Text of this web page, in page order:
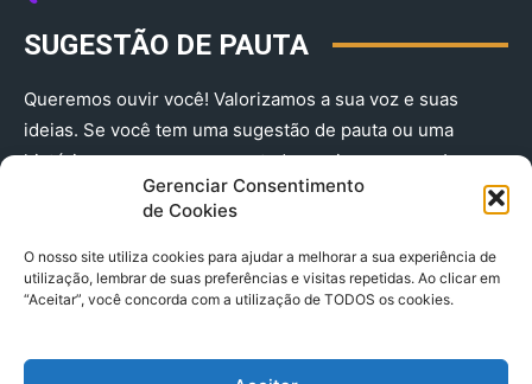
Gerenciar Consentimento
de Cookies
O nosso site utiliza cookies para ajudar a melhorar a sua experiência de
utilização, lembrar de suas preferências e visitas repetidas. Ao clicar em
“Aceitar”, você concorda com a utilização de TODOS os cookies.
SUGESTÃO DE PAUTA
Queremos ouvir você! Valorizamos a sua voz e suas
ideias. Se você tem uma sugestão de pauta ou uma
história que merece ser contada, envie-nos agora!
(91) 98224 - 3111